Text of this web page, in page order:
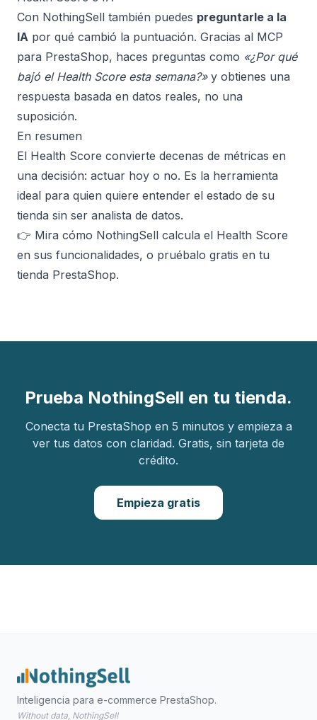
Con NothingSell también puedes preguntarle a la
IA por qué cambió la puntuación. Gracias al MCP
para PrestaShop, haces preguntas como «¿Por qué
bajó el Health Score esta semana?»y obtienes una
respuesta basada en datos reales, no una
suposición.
En resumen
El Health Score convierte decenas de métricas en
una decisión: actuar hoy o no. Es la herramienta
ideal para quien quiere entender el estado de su
tienda sin ser analista de datos.
👉 Mira cómo NothingSell calcula el Health Score
en sus funcionalidades, o pruébalo gratis en tu
tienda PrestaShop.
Prueba NothingSell en tu tienda.
Conecta tu PrestaShop en 5 minutos y empieza a
ver tus datos con claridad. Gratis, sin tarjeta de
crédito.
Empieza gratis
Inteligencia para e-commerce PrestaShop.
Without data, NothingSell